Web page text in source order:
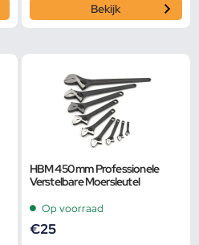
Bekijk
HBM 450 mm Professionele
Verstelbare Moersleutel
Op voorraad
€25